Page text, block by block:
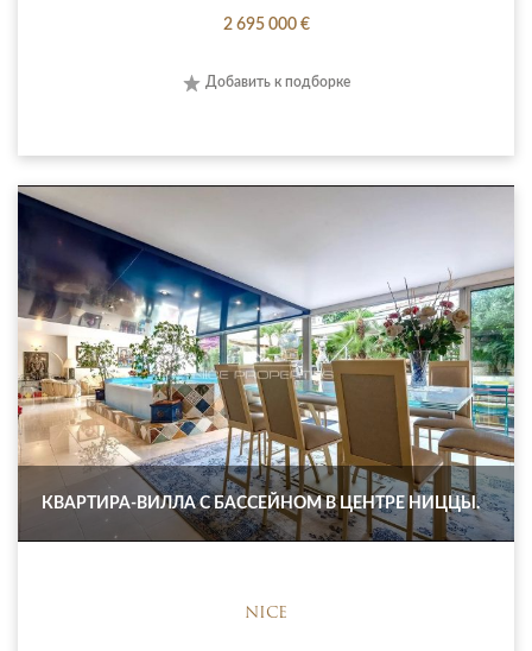
2 695 000 €
Добавить к подборке
КВАРТИРА-ВИЛЛА С БАССЕЙНОМ В ЦЕНТРЕ НИЦЦЫ.
NICE